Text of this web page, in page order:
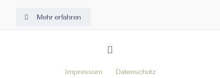
Mehr erfahren
Impressum Datenschutz